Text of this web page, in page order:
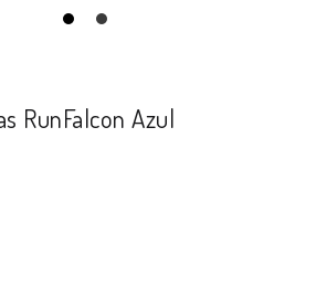
RunFalcon Azul